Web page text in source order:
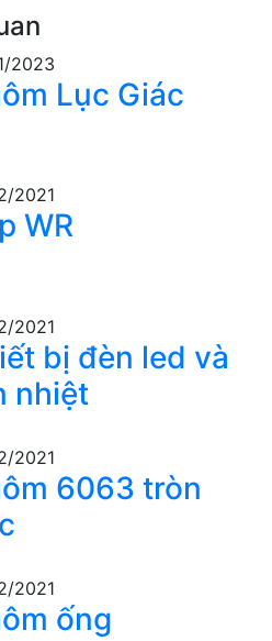
2023
Lục Giác
2021
WR
2021
bị đèn led và
nhiệt
2021
6063 tròn
2021
ống